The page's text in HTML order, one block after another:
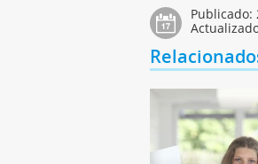
Publicado: